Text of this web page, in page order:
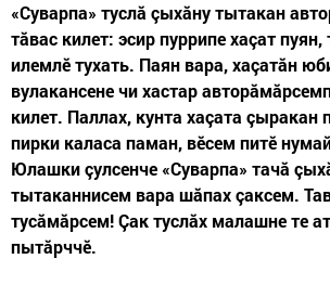
«Суварпа» туслă çыхăну тытакан
тăвас килет: эсир пуррипе хаçат пуян,
илемлӗ тухать. Паян вара, хаçатăн
вулакансене чи хастар
килет. Паллах, кунта хаçата çыракан
пирки каласа паман, вӗсем питӗ
Юлашки çулсенче «Суварпа» тачă
тытаканнисем вара шăпах çаксем.
тусăмăрсем! Çак туслăх малашне те
пытăрччӗ.